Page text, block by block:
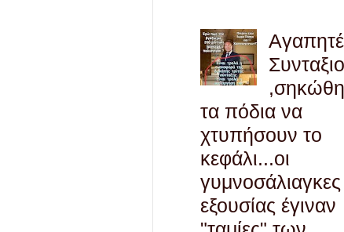
Αγαπητέ
τα πόδια να
χτυπήσουν το
κεφάλι...οι
εξουσίας έγιναν